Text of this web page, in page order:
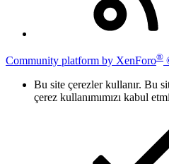
Community platform by XenForo®
Bu site çerezler kullanır. Bu
çerez kullanımımızı kabul